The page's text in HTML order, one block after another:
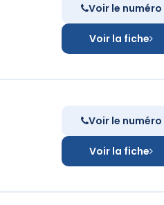
Voir le numéro
Voir la fiche
Voir le numéro
Voir la fiche